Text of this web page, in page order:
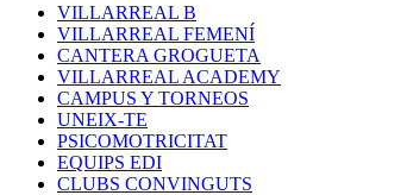
VILLARREAL B
VILLARREAL FEMENÍ
CANTERA GROGUETA
VILLARREAL ACADEMY
CAMPUS Y TORNEOS
UNEIX-TE
PSICOMOTRICITAT
EQUIPS EDI
CLUBS CONVINGUTS